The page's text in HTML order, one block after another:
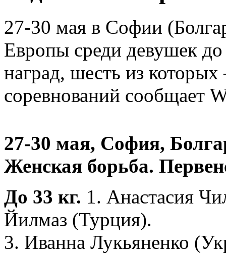
27-30 мая в Софии
Европы среди девушек
наград, шесть из которых
соревнований сообщает
27-30 мая, София,
Женская борьба.
До 33 кг. 1. Анастасия
Йилмаз (Турция).
3. Иванна Лукьяненко